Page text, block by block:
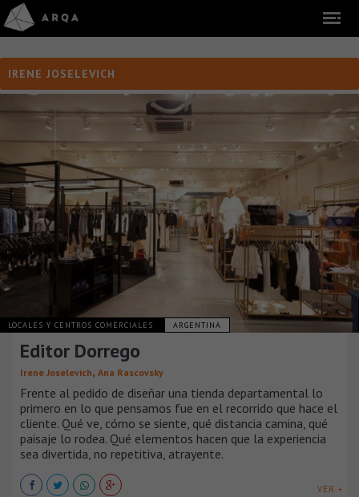
IRENE JOSELEVICH
LOCALES Y CENTROS COMERCIALES ARGENTINA
Editor Dorrego
Irene Joselevich, Ana Rascovsky
Frente al pedido de diseñar una tienda departamental lo
primero en lo que pensamos fue en el recorrido que hace el
cliente. Qué ve, cómo se siente, qué distancia camina, qué
paisaje lo rodea. Qué elementos hacen que la experiencia
sea divertida, no repetitiva, atrayente.
VER +